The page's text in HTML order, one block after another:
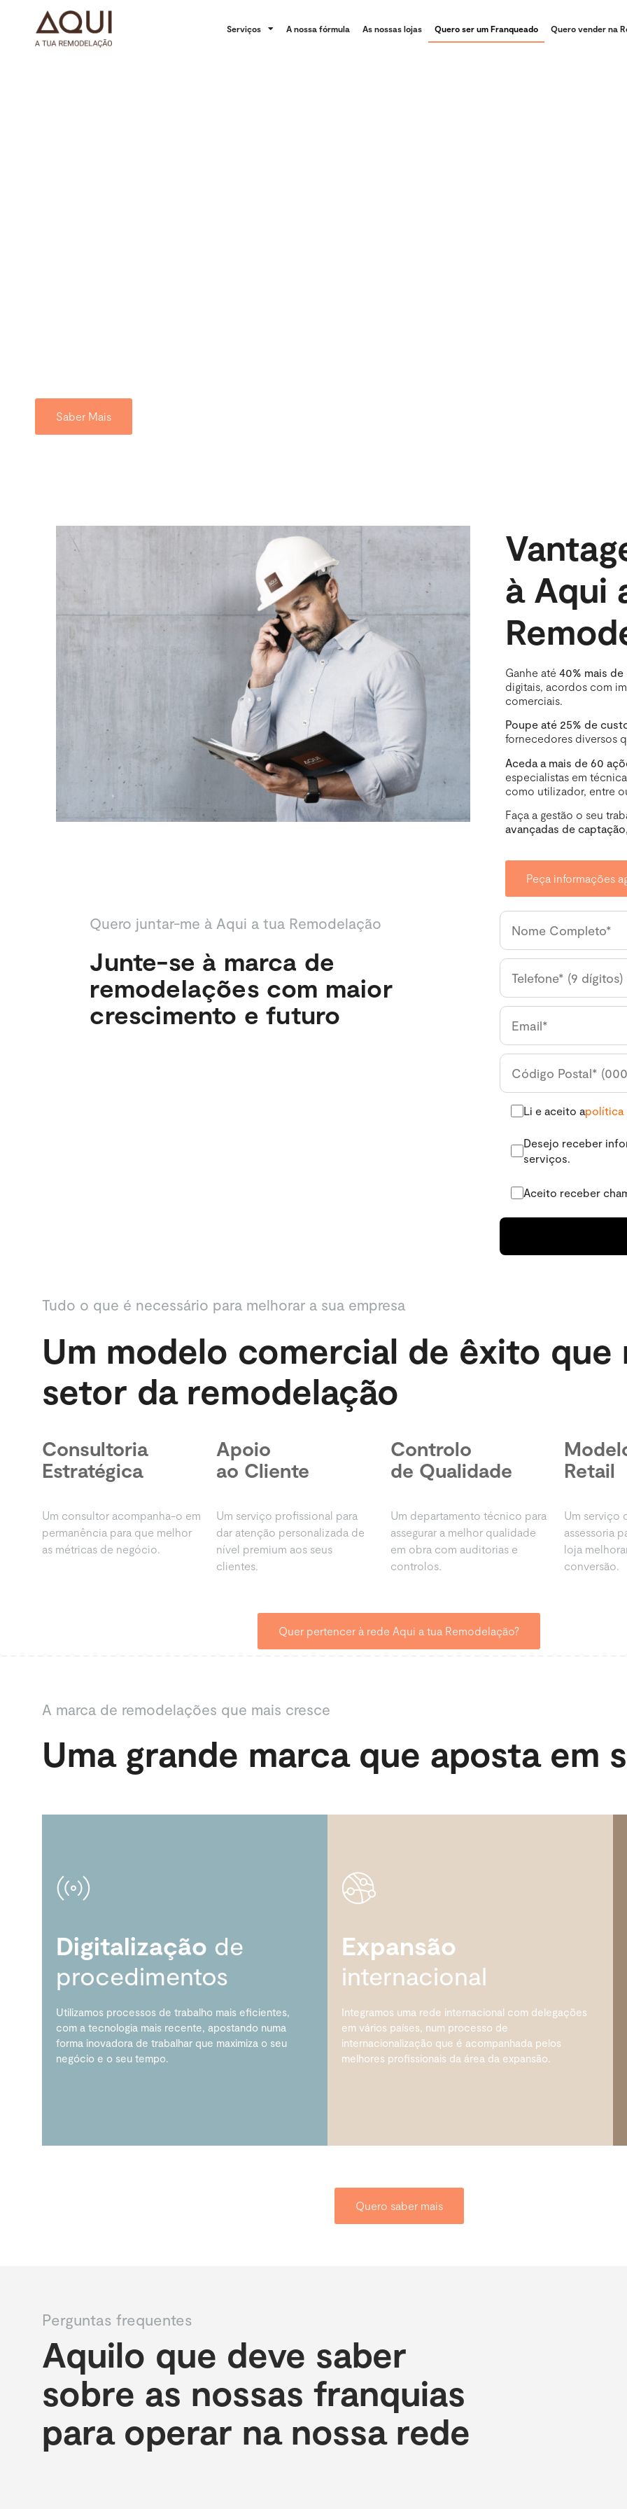
Serviços A nossa fórmula As nossas lojas Quero ser um Franqueado Quero vender na
Saber Mais
à Aqui
Ganhe até 40% mais
digitais, acordos com
comerciais.
Poupe até 25% de
fornecedores diversos
Aceda a mais de 60
especialistas em
como utilizador, entre
Faça a gestão o seu
avançadas de
Peça informações
Quero juntar-me à Aqui a tua Remodelação
Junte-se à marca de
remodelações com maior
crescimento e futuro
Li e aceito apolítica
Desejo receber
serviços.
Aceito receber
Tudo o que é necessário para melhorar a sua empresa
Um modelo comercial de êxito
setor da remodelação
Consultoria
Estratégica
Um consultor acompanha-o em
permanência para que melhor
as métricas de negócio.
Apoio
ao Cliente
Um serviço profissional para
dar atenção personalizada de
nível premium aos seus
clientes.
Controlo
de Qualidade
Um departamento técnico para
assegurar a melhor qualidade
em obra com auditorias e
controlos.
Retail
Um serviço
assessoria
loja
conversão.
Quer pertencer à rede Aqui a tua Remodelação?
A marca de remodelações que mais cresce
Uma grande marca que aposta em
Digitalização de
procedimentos
Utilizamos processos de trabalho mais eficientes,
com a tecnologia mais recente, apostando numa
forma inovadora de trabalhar que maximiza o seu
negócio e o seu tempo.
Expansão
internacional
Integramos uma rede internacional com delegações
em vários países, num processo de
internacionalização que é acompanhada pelos
melhores profissionais da área da expansão.
Quero saber mais
Perguntas frequentes
Aquilo que deve saber
sobre as nossas franquias
para operar na nossa rede